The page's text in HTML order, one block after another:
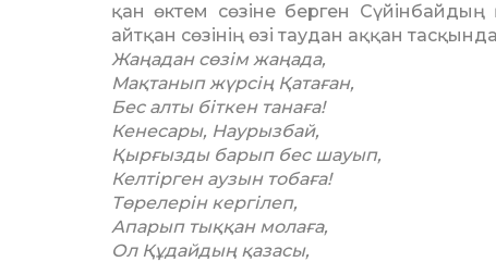
қан өктем сөзіне берген
айтқан сөзінің өзі таудан ақ­қан
Жаңадан сөзім жаңада,
Мақтанып жүрсің Қатаған,
Бес алты біткен танаға!
Кенесары, Наурызбай,
Қырғызды барып бес шауып,
Келтірген аузын тобаға!
Төрелерін кергілеп,
Апарып тыққан молаға,
Ол Құдайдың қазасы,